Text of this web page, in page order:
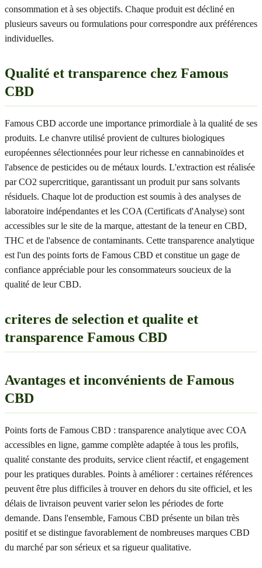
consommation et à ses objectifs. Chaque produit est décliné en
plusieurs saveurs ou formulations pour correspondre aux préférences
individuelles.
Qualité et transparence chez Famous
CBD
Famous CBD accorde une importance primordiale à la qualité de ses
produits. Le chanvre utilisé provient de cultures biologiques
européennes sélectionnées pour leur richesse en cannabinoïdes et
l'absence de pesticides ou de métaux lourds. L'extraction est réalisée
par CO2 supercritique, garantissant un produit pur sans solvants
résiduels. Chaque lot de production est soumis à des analyses de
laboratoire indépendantes et les COA (Certificats d'Analyse) sont
accessibles sur le site de la marque, attestant de la teneur en CBD,
THC et de l'absence de contaminants. Cette transparence analytique
est l'un des points forts de Famous CBD et constitue un gage de
confiance appréciable pour les consommateurs soucieux de la
qualité de leur CBD.
criteres de selection et qualite et
transparence Famous CBD
Avantages et inconvénients de Famous
CBD
Points forts de Famous CBD : transparence analytique avec COA
accessibles en ligne, gamme complète adaptée à tous les profils,
qualité constante des produits, service client réactif, et engagement
pour les pratiques durables. Points à améliorer : certaines références
peuvent être plus difficiles à trouver en dehors du site officiel, et les
délais de livraison peuvent varier selon les périodes de forte
demande. Dans l'ensemble, Famous CBD présente un bilan très
positif et se distingue favorablement de nombreuses marques CBD
du marché par son sérieux et sa rigueur qualitative.